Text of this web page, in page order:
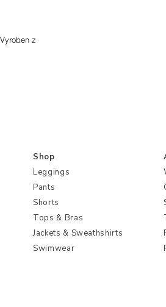
z
Shop
Leggings
Pants
Shorts
Tops & Bras
Jackets & Sweathshirts
Swimwear